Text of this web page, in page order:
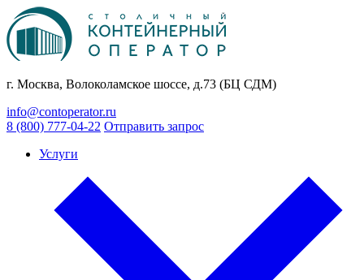
г. Москва, Волоколамское шоссе, д.73 (БЦ СДМ)
info@contoperator.ru
8 (800) 777-04-22 Отправить запрос
Услуги